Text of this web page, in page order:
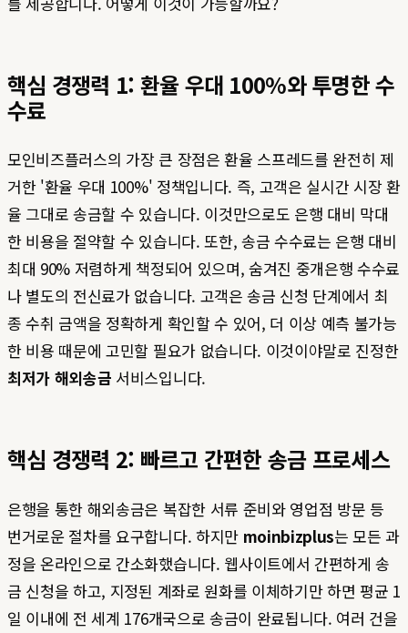
핵심 경쟁력 1: 환율 우대 100%와 투명한 수
수료
모인비즈플러스의 가장 큰 장점은 환율 스프레드를 완전히 제
거한 '환율 우대 100%' 정책입니다. 즉, 고객은 실시간 시장 환
율 그대로 송금할 수 있습니다. 이것만으로도 은행 대비 막대
한 비용을 절약할 수 있습니다. 또한, 송금 수수료는 은행 대비
최대 90% 저렴하게 책정되어 있으며, 숨겨진 중개은행 수수료
나 별도의 전신료가 없습니다. 고객은 송금 신청 단계에서 최
종 수취 금액을 정확하게 확인할 수 있어, 더 이상 예측 불가능
한 비용 때문에 고민할 필요가 없습니다. 이것이야말로 진정한
최저가 해외송금 서비스입니다.
핵심 경쟁력 2: 빠르고 간편한 송금 프로세스
은행을 통한 해외송금은 복잡한 서류 준비와 영업점 방문 등
번거로운 절차를 요구합니다. 하지만 moinbizplus는 모든 과
정을 온라인으로 간소화했습니다. 웹사이트에서 간편하게 송
금 신청을 하고, 지정된 계좌로 원화를 이체하기만 하면 평균 1
일 이내에 전 세계 176개국으로 송금이 완료됩니다. 여러 건을